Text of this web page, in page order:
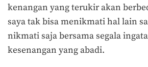
kenangan yang terukir akan
saya tak bisa menikmati hal lain
nikmati saja bersama segala
kesenangan yang abadi.